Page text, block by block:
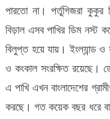
পারতো না। পর্তুগিজরা কুকুর
বিড়াল এসব পাখির ডিম নস্ট
বিলুপ্ত হয়ে যায়। ইংল্যান্ড ও
ও কংকাল সংরক্ষিত রয়েছে।
এ পাখি এখন বাংলাদেশের
করছে। গত কয়েক বছর ধরে